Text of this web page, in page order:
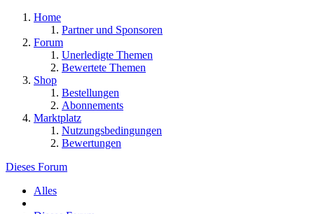
Home
Partner und Sponsoren
Forum
Unerledigte Themen
Bewertete Themen
Shop
Bestellungen
Abonnements
Marktplatz
Nutzungsbedingungen
Bewertungen
Dieses Forum
Alles